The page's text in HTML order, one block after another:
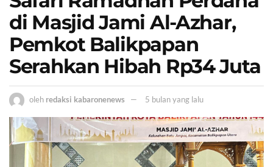
di Masjid Jami Al-Azhar,
Pemkot Balikpapan
Serahkan Hibah Rp34 Juta
oleh redaksi kabaronenews 5 bulan yang lalu